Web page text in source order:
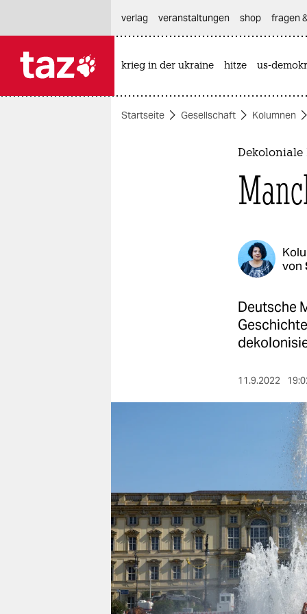
themen
verlag
fragen & hilfe
unterstützen
abo
genossenschaft
verlag
veranstaltungen shop fragen
krieg in der ukraine hitze us-
Startseite Gesellschaft Kolumnen
Dekoloniale
von
Deutsche
11.9.2022